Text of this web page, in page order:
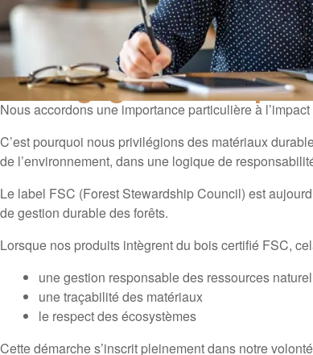
Un engagement
Nous accordons une importance particulière à
C’est pourquoi nous privilégions des matériaux
de l’environnement, dans une logique de
Le label FSC (Forest Stewardship Council) est
de gestion durable des forêts.
Lorsque nos produits intègrent du bois certifié FSC,
une gestion responsable des ressources
une traçabilité des matériaux
le respect des écosystèmes
Cette démarche s’inscrit pleinement dans notre